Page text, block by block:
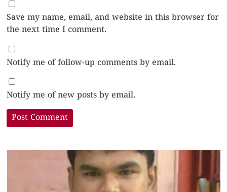
Save my name, email, and website in this browser for
the next time I comment.
Notify me of follow-up comments by email.
Notify me of new posts by email.